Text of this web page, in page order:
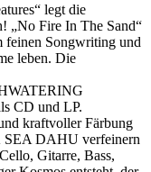
legt die
Fire In The Sand“
feinen Songwriting und
leben. Die
CD und LP.
kraftvoller Färbung
SEA DAHU verfeinern
Gitarre, Bass,